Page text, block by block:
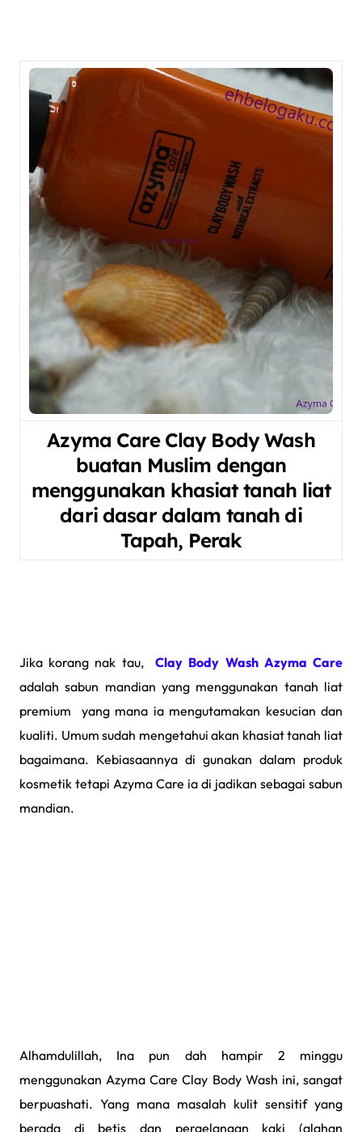
Azyma Care Clay Body Wash
buatan Muslim dengan
menggunakan khasiat tanah liat
dari dasar dalam tanah di
Tapah, Perak
Jika korang nak tau,
Clay Body Wash Azyma Care
adalahsabun mandian yang menggunakan tanah liat
premium yang mana ia mengutamakan kesucian dan
kualiti. Umum sudah mengetahui akan khasiat tanah liat
bagaimana. Kebiasaannya di gunakan dalam produk
kosmetik tetapi Azyma Care ia di jadikan sebagai sabun
mandian.
Alhamdulillah, Ina pun dah hampir 2 minggu
menggunakan Azyma Care Clay Body Wash ini, sangat
berpuashati. Yang mana masalah kulit sensitif yang
berada di betis dan pergelangan kaki (alahan